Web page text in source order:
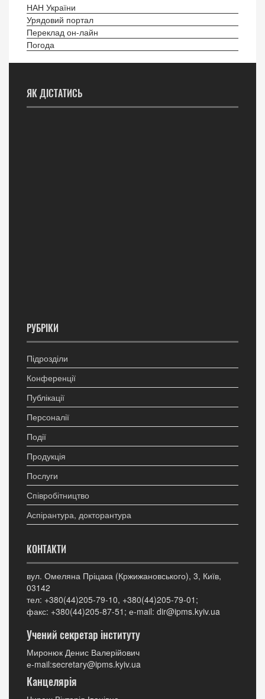
НАН України
Урядовий портал
Переклад он-лайн
Погода
ЯК ДІСТАТИСЬ
РУБРІКИ
Підрозділи
Конференції
Публікації
Персоналії
Події
Продукція
Послуги
Співробітництво
Аспірантура, докторантура
КОНТАКТИ
вул. Омеляна Пріцака (Кржижановського), 3, Київ,
03142
тел: +380(44)205-79-10, +380(44)205-79-01;
факс: +380(44)205-87-51; е-mail: dir@ipms.kyiv.ua
Учений секретар інституту
Миронюк Денис Валерійович
е-mail:secretary@ipms.kyiv.ua
Канцелярія